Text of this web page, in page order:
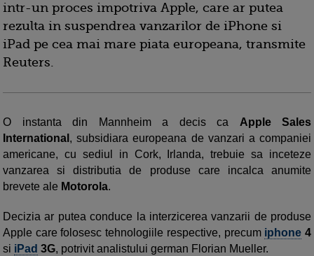
intr-un proces impotriva Apple, care ar putea
rezulta in suspendrea vanzarilor de iPhone si
iPad pe cea mai mare piata europeana, transmite
Reuters.
O instanta din Mannheim a decis ca Apple Sales
International , subsidiara europeana de vanzari a companiei
americane, cu sediul in Cork, Irlanda, trebuie sa inceteze
vanzarea si distributia de produse care incalca anumite
brevete ale Motorola.
Decizia ar putea conduce la interzicerea vanzarii de produse
Apple care folosesc tehnologiile respective, precum iphone 4
si iPad 3G, potrivit analistului german Florian Mueller.